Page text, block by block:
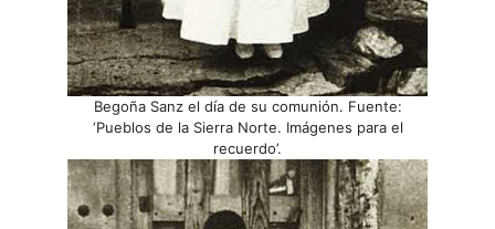
Begoña Sanz el día de su comunión. Fuente:
‘Pueblos de la Sierra Norte. Imágenes para el
recuerdo’.